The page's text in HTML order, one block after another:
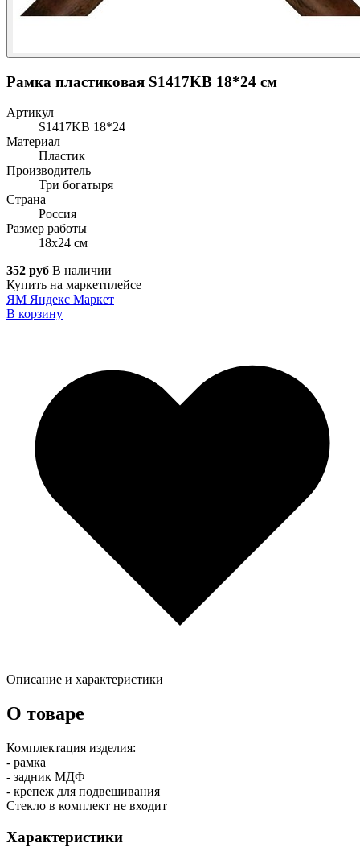
Рамка пластиковая S1417KB 18*24 см
Артикул
S1417KB 18*24
Материал
Пластик
Производитель
Три богатыря
Страна
Россия
Размер работы
18x24 см
352 руб В наличии
Купить на маркетплейсе
ЯМ Яндекс Маркет
В корзину
Описание и характеристики
О товаре
Комплектация изделия:
- рамка
- задник МДФ
- крепеж для подвешивания
Стекло в комплект не входит
Характеристики